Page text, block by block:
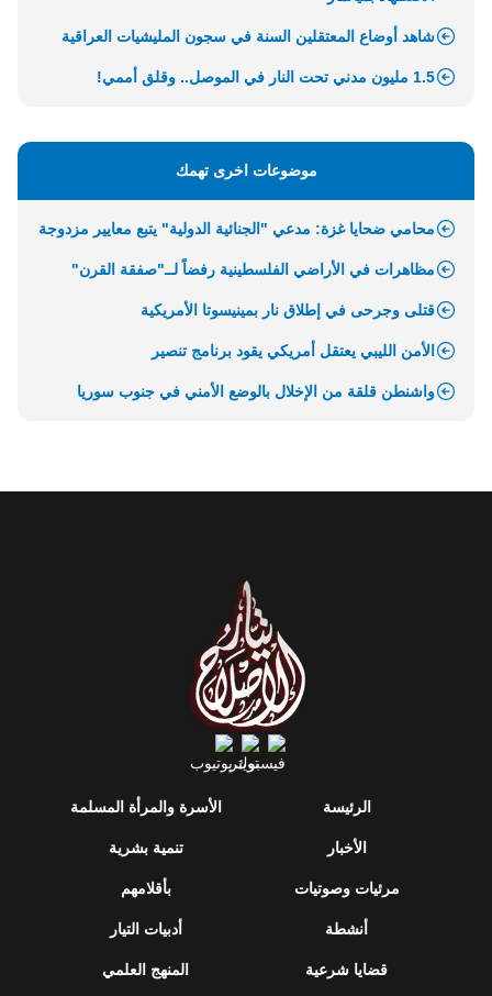
شاهد أوضاع المعتقلين السنة في سجون المليشيات العراقية
1.5 مليون مدني تحت النار في الموصل.. وقلق أممي!
موضوعات اخرى تهمك
محامي ضحايا غزة: مدعي "الجنائية الدولية" يتبع معايير مزدوجة
مظاهرات في الأراضي الفلسطينية رفضاً لــ"صفقة القرن"
قتلى وجرحى في إطلاق نار بمينيسوتا الأمريكية
الأمن الليبي يعتقل أمريكي يقود برنامج تنصير
واشنطن قلقة من الإخلال بالوضع الأمني في جنوب سوريا
الرئيسة
الأخبار
مرئيات وصوتيات
أنشطة
قضايا شرعية
الأسرة والمرأة المسلمة
تنمية بشرية
بأقلامهم
أدبيات التيار
المنهج العلمي